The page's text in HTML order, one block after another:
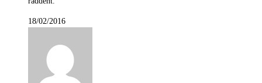
18/02/2016